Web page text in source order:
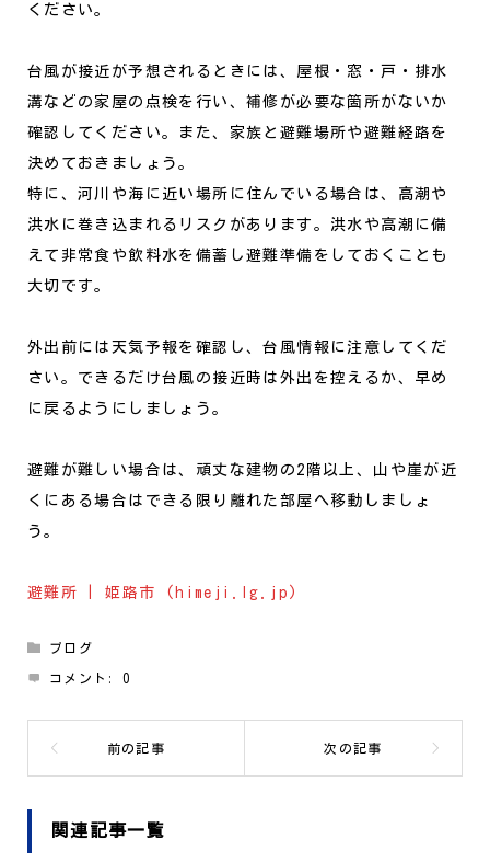
ください。
台風が接近が予想されるときには、屋根・窓・戸・排水
溝などの家屋の点検を行い、補修が必要な箇所がないか
確認してください。また、家族と避難場所や避難経路を
決めておきましょう。
特に、河川や海に近い場所に住んでいる場合は、高潮や
洪水に巻き込まれるリスクがあります。洪水や高潮に備
えて非常食や飲料水を備蓄し避難準備をしておくことも
大切です。
外出前には天気予報を確認し、台風情報に注意してくだ
さい。できるだけ台風の接近時は外出を控えるか、早め
に戻るようにしましょう。
避難が難しい場合は、頑丈な建物の2階以上、山や崖が近
くにある場合はできる限り離れた部屋へ移動しましょ
う。
避難所 | 姫路市 (himeji.lg.jp)
ブログ
コメント:0
関連記事一覧